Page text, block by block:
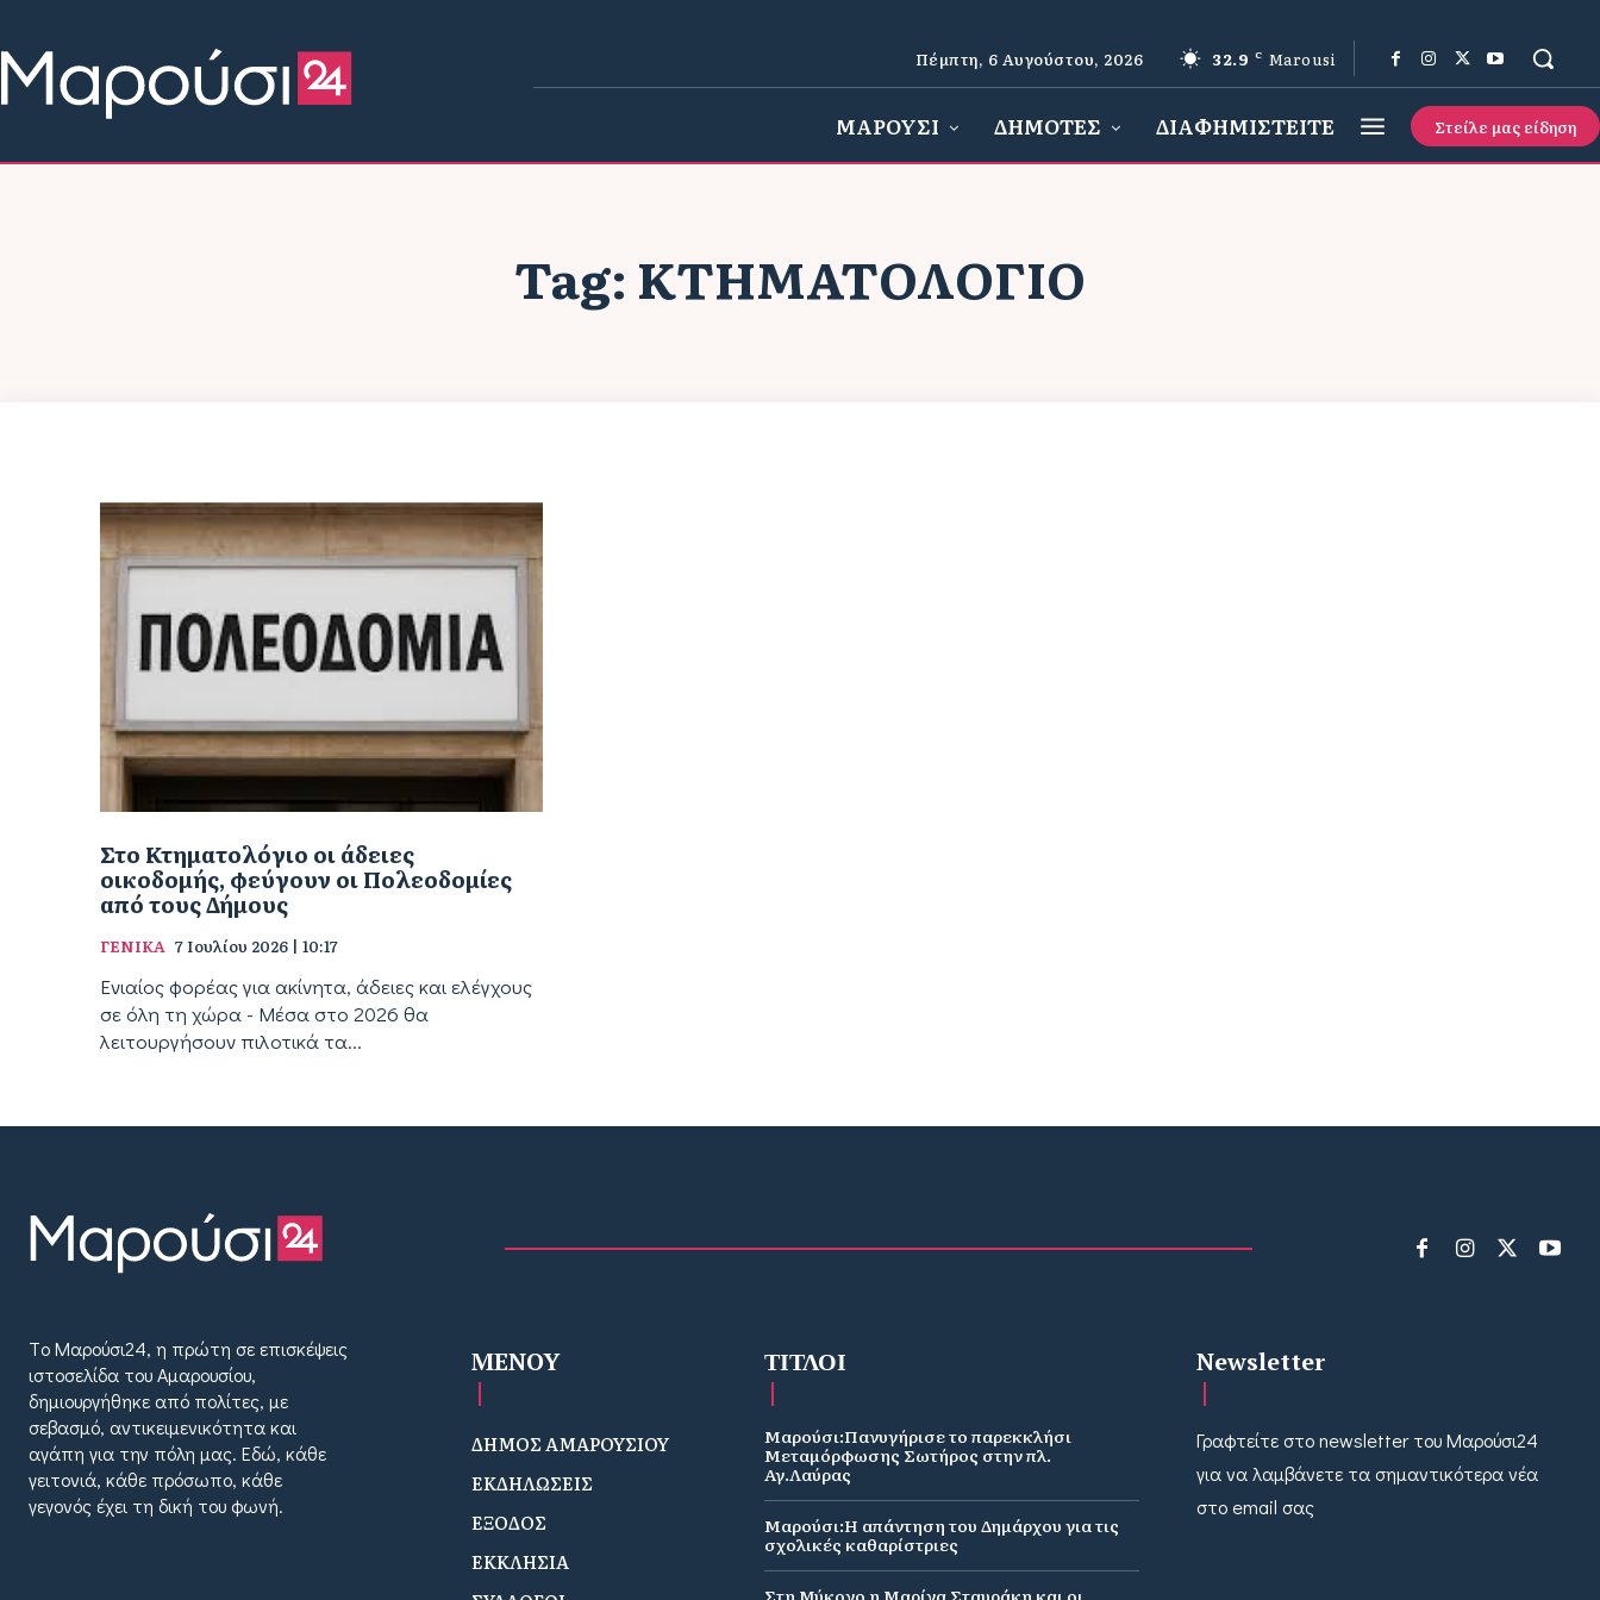
Πέμπτη, 6 Αυγούστου, 2026 32.9 C Marousi
ΜΑΡΟΥΣΙ ΔΗΜΟΤΕΣ ΔΙΑΦΗΜΙΣΤΕΙΤΕ Στείλε μας είδηση
Tag: ΚΤΗΜΑΤΟΛΌΓΙΟ
Στο Κτηματολόγιο οι άδειες
οικοδομής, φεύγουν οι Πολεοδομίες
από τους Δήμους
ΓΕΝΙΚΑ 7 Ιουλίου 2026 | 10:17
Ενιαίος φορέας για ακίνητα, άδειες και ελέγχους
σε όλη τη χώρα - Μέσα στο 2026 θα
λειτουργήσουν πιλοτικά τα...
Tο Μαρούσι24, η πρώτη σε επισκέψεις
ιστοσελίδα του Αμαρουσίου,
δημιουργήθηκε από πολίτες, με
σεβασμό, αντικειμενικότητα και
αγάπη για την πόλη μας. Εδώ, κάθε
γειτονιά, κάθε πρόσωπο, κάθε
γεγονός έχει τη δική του φωνή.
MENOY
ΔΗΜΟΣ ΑΜΑΡΟΥΣΙΟΥ
ΕΚΔΗΛΩΣΕΙΣ
ΕΞΟΔΟΣ
ΕΚΚΛΗΣΙΑ
ΤΙΤΛΟΙ
Μαρούσι:Πανυγήρισε το παρεκκλήσι
Μεταμόρφωσης Σωτήρος στην πλ.
Αγ.Λαύρας
Μαρούσι:Η απάντηση του Δημάρχου για τις
σχολικές καθαρίστριες
Στη Μύκονο η Μαρίνα Σταυράκη και οι
Newsletter
Γραφτείτε στο newsletter του Μαρούσι24
για να λαμβάνετε τα σημαντικότερα νέα
στο email σας